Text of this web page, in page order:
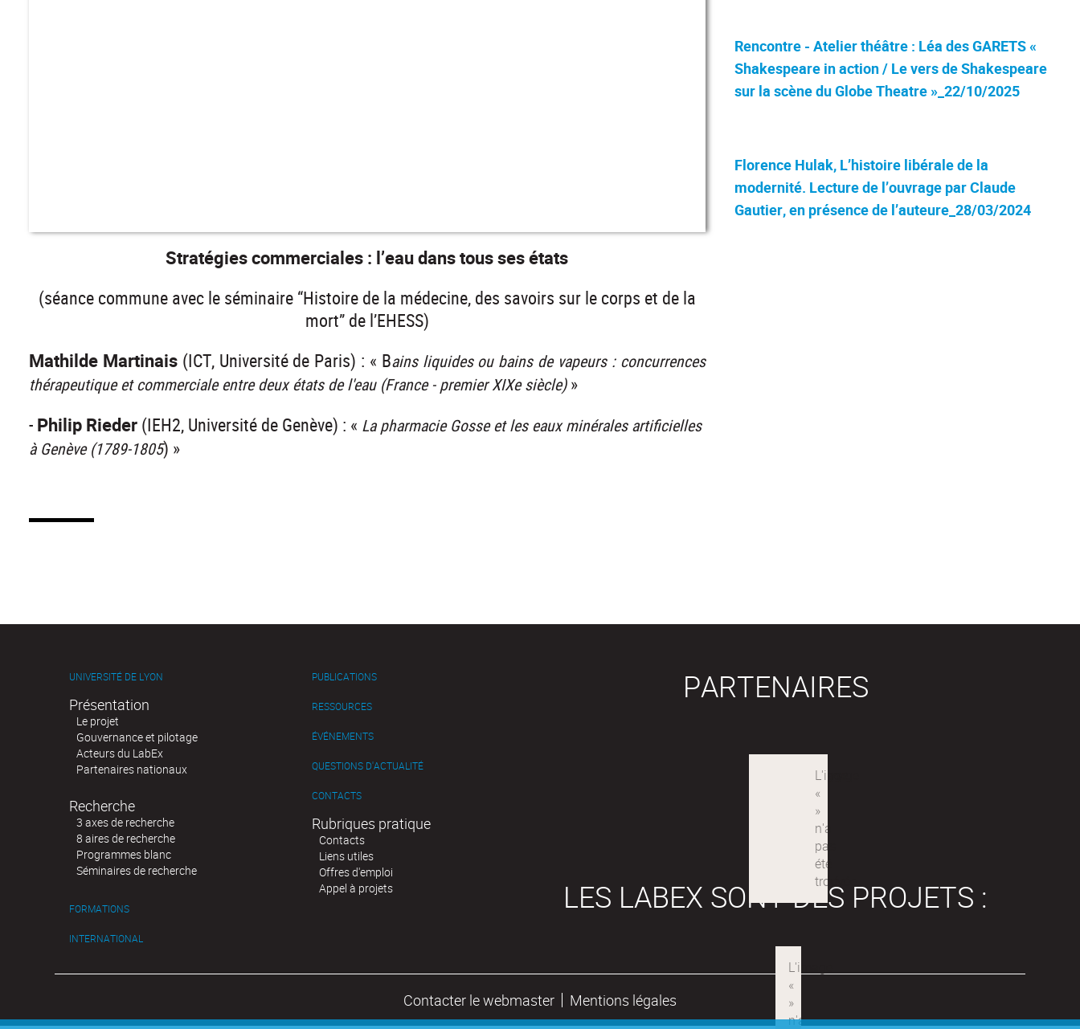
Stratégies commerciales : l’eau dans tous ses états
(séance commune avec le séminaire “Histoire de la médecine, des savoirs sur le corps et de la
mort” de l’EHESS)
Mathilde Martinais (ICT, Université de Paris) : « Bains liquides ou bains de vapeurs : concurrences
thérapeutique et commerciale entre deux états de l'eau (France - premier XIXe siècle)»
- Philip Rieder (IEH2, Université de Genève) : « La pharmacie Gosse et les eaux minérales artificielles
à Genève (1789-1805) »
Rencontre - Atelier théâtre : Léa des GARETS «
Shakespeare in action / Le vers de Shakespeare
sur la scène du Globe Theatre »_22/10/2025
Florence Hulak, L’histoire libérale de la
modernité. Lecture de l’ouvrage par Claude
Gautier, en présence de l’auteure_28/03/2024
UNIVERSITÉ DE LYON
Présentation
Le projet
Gouvernance et pilotage
Acteurs du LabEx
Partenaires nationaux
Recherche
3 axes de recherche
8 aires de recherche
Programmes blanc
Séminaires de recherche
FORMATIONS
INTERNATIONAL
PUBLICATIONS
RESSOURCES
ÉVÉNEMENTS
QUESTIONS D'ACTUALITÉ
CONTACTS
Rubriques pratique
Contacts
Liens utiles
Offres d'emploi
Appel à projets
PARTENAIRES
LES LABEX SONT DES PROJETS :
Contacter le webmaster Mentions légales